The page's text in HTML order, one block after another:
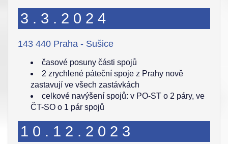
3.3.2024
143 440 Praha - Sušice
časové posuny části spojů
2 zrychlené páteční spoje z Prahy nově
zastavují ve všech zastávkách
celkové navýšení spojů: v PO-ST o 2 páry, ve
ČT-SO o 1 pár spojů
10.12.2023